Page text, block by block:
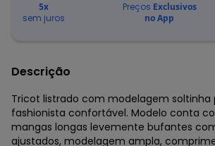
5x
sem juros
Preços Exclusivos
no App
Descrição
Tricot listrado com modelagem soltinha
fashionista confortável. Modelo conta
mangas longas levemente bufantes
ajustados, modelagem ampla,